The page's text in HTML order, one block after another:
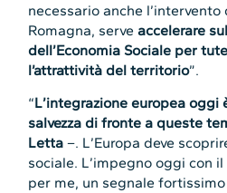
necessario anche
Romagna, serveaccelerare
dell’Economia Sociale per
l’attrattività del territorio”.
“L’integrazione europea oggi
salvezza di fronte a queste
Letta –. L’Europa deve
sociale. L’impegno oggi con
per me, un segnale fortissimo